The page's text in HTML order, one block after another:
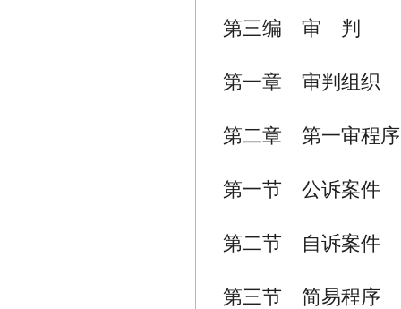
第三编 审 判
第一章 审判组织
第二章 第一审程序
第一节 公诉案件
第二节 自诉案件
第三节 简易程序